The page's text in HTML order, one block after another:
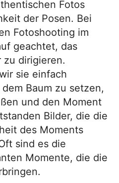
Fotos
der Posen. Bei
Fotoshooting im
geachtet, das
zu dirigieren.
sie einfach
Baum zu setzen,
und den Moment
Bilder, die die
des Moments
sind es die
Momente, die die